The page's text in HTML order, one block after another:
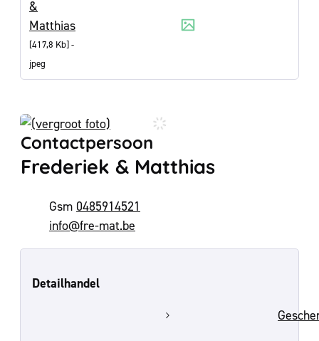
&
Matthias
417,8 Kb
jpeg
Contactpersoon
Frederiek & Matthias
0485914521
E-mailinfo@fre-mat.be
Detailhandel